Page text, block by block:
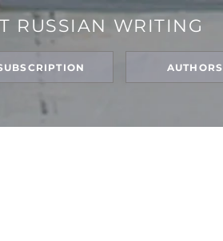
RUSSIAN WRITING
AUTHORS